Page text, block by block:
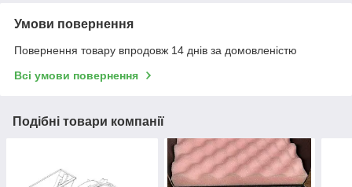
Умови повернення
Повернення товару впродовж 14 днів за домовленістю
Всі умови повернення
Подібні товари компанії